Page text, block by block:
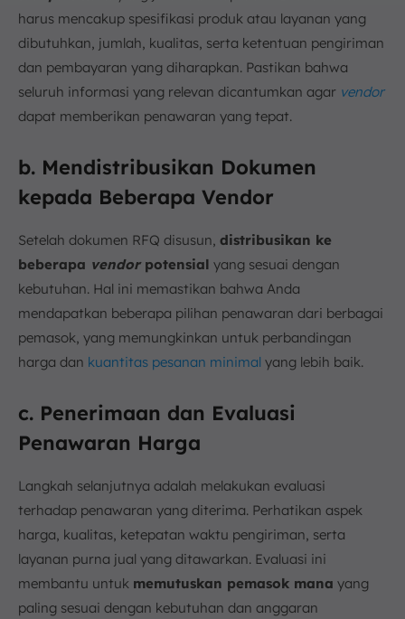
harus mencakup spesifikasi produk atau layanan yang
dibutuhkan, jumlah, kualitas, serta ketentuan pengiriman
dan pembayaran yang diharapkan. Pastikan bahwa
seluruh informasi yang relevan dicantumkan agar vendor
dapat memberikan penawaran yang tepat.
b. Mendistribusikan Dokumen
kepada Beberapa Vendor
Setelah dokumen RFQ disusun, distribusikan ke
beberapa vendorpotensial yang sesuai dengan
kebutuhan. Hal ini memastikan bahwa Anda
mendapatkan beberapa pilihan penawaran dari berbagai
pemasok, yang memungkinkan untuk perbandingan
harga dan kuantitas pesanan minimal yang lebih baik.
c. Penerimaan dan Evaluasi
Penawaran Harga
Langkah selanjutnya adalah melakukan evaluasi
terhadap penawaran yang diterima. Perhatikan aspek
harga, kualitas, ketepatan waktu pengiriman, serta
layanan purna jual yang ditawarkan. Evaluasi ini
membantu untuk memutuskan pemasok mana yang
paling sesuai dengan kebutuhan dan anggaran